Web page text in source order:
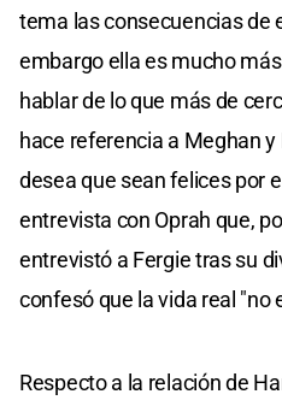
tema las consecuencias de
embargo ella es mucho
hablar de lo que más de
hace referencia a Meghan y
desea que sean felices por
entrevista con Oprah que,
entrevistó a Fergie tras su
confesó que la vida real "no
Respecto a la relación de